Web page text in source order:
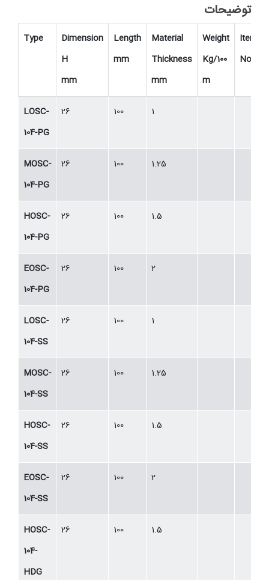
توضیحات
Type
Dimension
H
mm
Length
mm
Material
Thickness
mm
Weight
Kg/100
m
Item
No.
LOSC-
104-PG
26 100 1
MOSC-
104-PG
26 100 1.25
HOSC-
104-PG
26 100 1.5
EOSC-
104-PG
26 100 2
LOSC-
104-SS
26 100 1
MOSC-
104-SS
26 100 1.25
HOSC-
104-SS
26 100 1.5
EOSC-
104-SS
26 100 2
HOSC-
104-
HDG
26 100 1.5